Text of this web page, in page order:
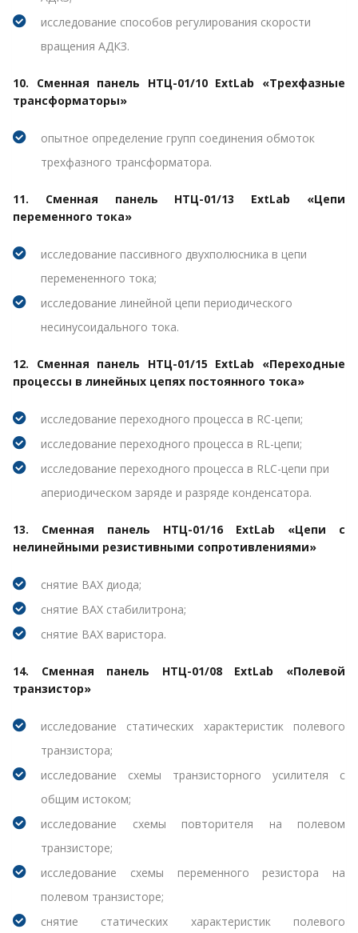
исследование способов регулирования скорости
вращения АДКЗ.
10. Сменная панель НТЦ-01/10 ExtLab «Трехфазные
трансформаторы»
опытное определение групп соединения обмоток
трехфазного трансформатора.
11. Сменная панель НТЦ-01/13 ExtLab «Цепи
переменного тока»
исследование пассивного двухполюсника в цепи
перемененного тока;
исследование линейной цепи периодического
несинусоидального тока.
12. Сменная панель НТЦ-01/15 ExtLab «Переходные
процессы в линейных цепях постоянного тока»
исследование переходного процесса в RC-цепи;
исследование переходного процесса в RL-цепи;
исследование переходного процесса в RLC-цепи при
апериодическом заряде и разряде конденсатора.
13. Сменная панель НТЦ-01/16 ExtLab «Цепи с
нелинейными резистивными сопротивлениями»
снятие ВАХ диода;
снятие ВАХ стабилитрона;
снятие ВАХ варистора.
14. Сменная панель НТЦ-01/08 ExtLab «Полевой
транзистор»
исследование статических характеристик полевого
транзистора;
исследование схемы транзисторного усилителя с
общим истоком;
исследование схемы повторителя на полевом
транзисторе;
исследование схемы переменного резистора на
полевом транзисторе;
снятие статических характеристик полевого